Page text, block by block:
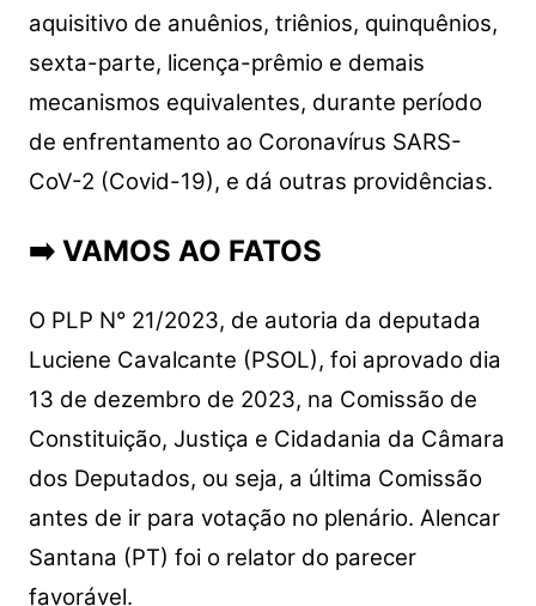
aquisitivo de anuênios, triênios, quinquênios,
sexta-parte, licença-prêmio e demais
mecanismos equivalentes, durante período
de enfrentamento ao Coronavírus SARS-
CoV-2 (Covid-19), e dá outras providências.
➡️ VAMOS AO FATOS
O PLP N° 21/2023, de autoria da deputada
Luciene Cavalcante (PSOL), foi aprovado dia
13 de dezembro de 2023, na Comissão de
Constituição, Justiça e Cidadania da Câmara
dos Deputados, ou seja, a última Comissão
antes de ir para votação no plenário. Alencar
Santana (PT) foi o relator do parecer
favorável.